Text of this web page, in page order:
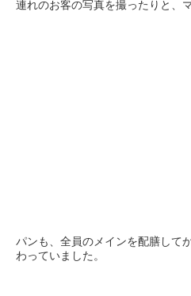
連れのお客の写真を撮ったりと、
パンも、全員のメインを配膳して
わっていました。